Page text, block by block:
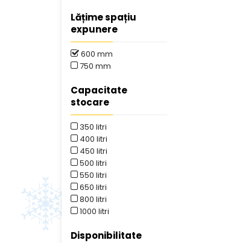
Lățime spațiu
expunere
600 mm
750 mm
Capacitate
stocare
350 litri
400 litri
450 litri
500 litri
550 litri
650 litri
800 litri
1000 litri
Disponibilitate